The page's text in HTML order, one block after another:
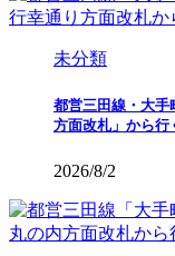
未分類
都営三田線・大
方面改札」から行
2026/8/2